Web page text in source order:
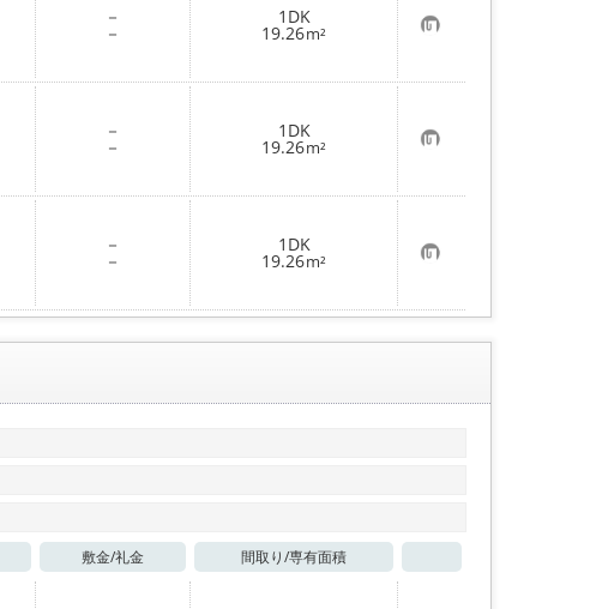
－
－
1DK
19.26m² お
気
に
入
り
登
録
－
－
1DK
19.26m² お
気
に
入
り
登
録
－
－
1DK
19.26m² お
気
に
入
登
敷金/礼金 間取り/専有面積